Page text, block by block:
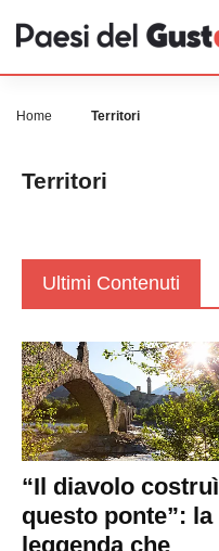
Home
Interviste
Territori
Answer
Newsletter
Privacy
Policy
Home Territori
Territori
Ultimi Contenuti
“Il diavolo costruì
questo ponte”: la
leggenda che